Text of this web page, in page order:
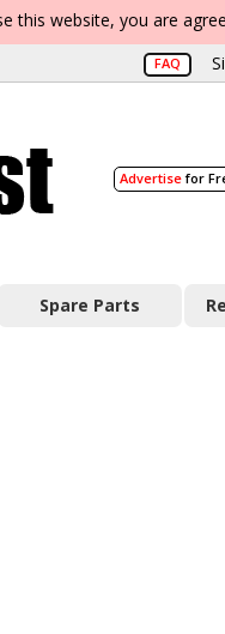
this website, you are
FAQ
Advertisefor
Spare Parts